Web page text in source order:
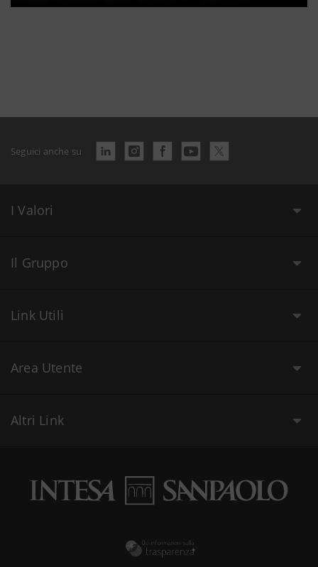
Seguici anche su
I Valori
Il Gruppo
Link Utili
Area Utente
Altri Link